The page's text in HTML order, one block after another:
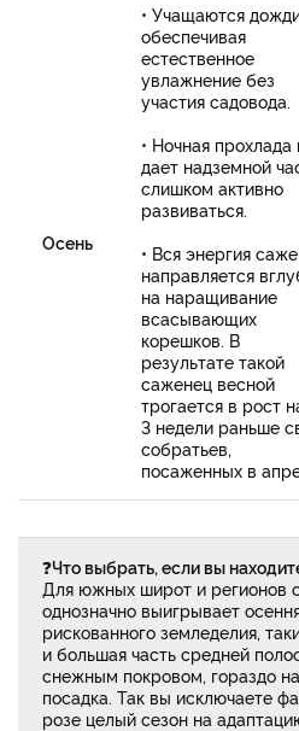
Осень
• Учащаются
обеспечивая
естественное
увлажнение без
участия садовода.
• Ночная прохлада
дает надземной
слишком активно
развиваться.
• Вся энергия
направляется
на наращивание
всасывающих
корешков. В
результате такой
саженец весной
трогается в рост
3 недели раньше
собратьев,
посаженных в
❓Что выбрать, если вы
Для южных широт и регионов
однозначно выигрывает
рискованного земледелия,
и большая часть средней
снежным покровом, гораздо
посадка. Так вы исключаете
розе целый сезон на